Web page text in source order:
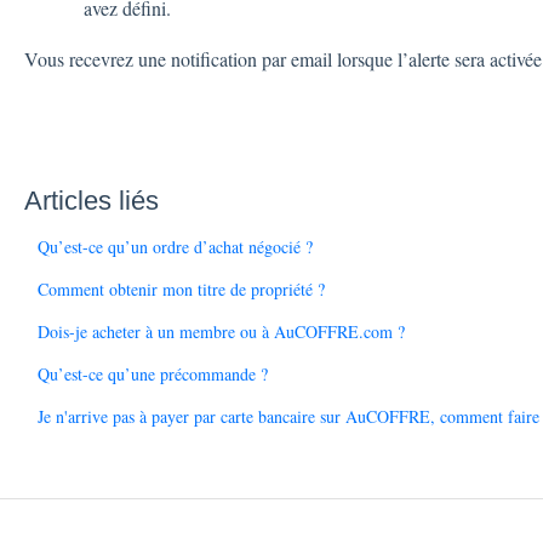
avez défini.
Vous recevrez une notification par email lorsque l’alerte sera
Articles liés
Qu’est-ce qu’un ordre d’achat négocié ?
Comment obtenir mon titre de propriété ?
Dois-je acheter à un membre ou à AuCOFFRE.com ?
Qu’est-ce qu’une précommande ?
Je n'arrive pas à payer par carte bancaire sur AuCOFFRE, comment faire